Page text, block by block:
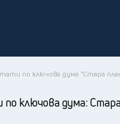
по ключова дума "Стара
ключова дума: